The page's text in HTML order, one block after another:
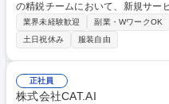
の精鋭チームにおいて、新規サー
ることが最大の使命です。単に美
験と収益性を両立させたメニュー戦略を設計し、 他
度プロジェクトを成功へと導く食
められます。 【具体的に】■新サ
ー要件設計■メニューやレシピの
レシピ工程作成、試作メニューチ
業界未経験歓迎 副業・WワークOK
土日祝休み
服装自由
正社員
株式会社CAT.AI